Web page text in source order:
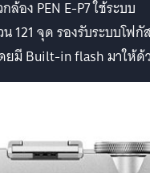
อง PEN E-P7 ใช้ระบบ
121 จุด รองรับระบบโฟกั
ดยมี Built-in flash มาให้ด้